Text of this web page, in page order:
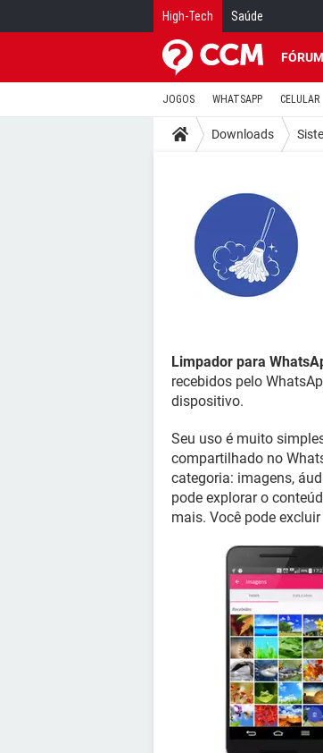
High-Tech Saúde
FÓRUM
JOGOS WHATSAPP CELULAR
Downloads
Limpador para
recebidos pelo
dispositivo.
Seu uso é muito
compartilhado no
categoria: imagens,
pode explorar o
mais. Você pode